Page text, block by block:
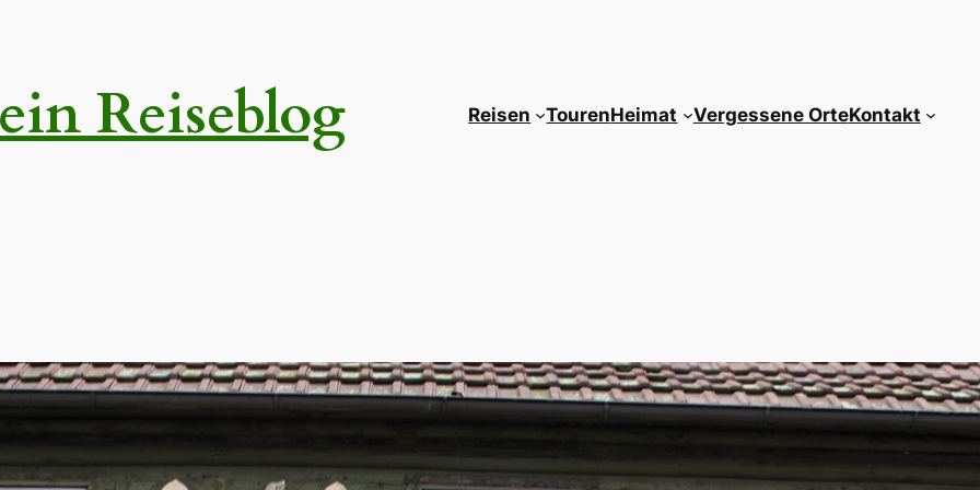
Reiseblog Reisen TourenHeimat Vergessene OrteKontakt